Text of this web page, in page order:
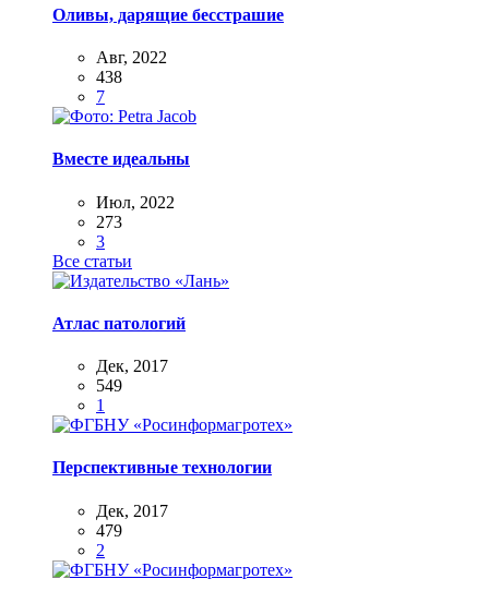
Оливы, дарящие бесстрашие
Авг, 2022
438
7
Вместе идеальны
Июл, 2022
273
3
Все статьи
Атлас патологий
Дек, 2017
549
1
Перспективные технологии
Дек, 2017
479
2